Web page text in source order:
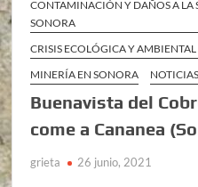
CONTAMINACIÓN Y DAÑOS A LA
SONORA
CRISIS ECOLÓGICA Y
MINERÍA EN SONORA
Buenavista del
come a Cananea
grieta 26 junio, 2021